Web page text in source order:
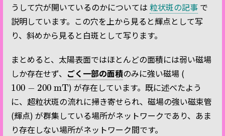
うして穴が開いているのかについては 粒状斑の記事 で
説明しています。この穴を上から見ると輝点として写
り、斜めから見ると白斑として写ります。
まとめると、太陽表面ではほとんどの面積には弱い磁場
しか存在せず、 ごく一部の面積のみに強い磁場 (
100 −200 mT ) が存在しています。既に述べたよう
に、超粒状斑の流れに掃き寄せられ、磁場の強い磁束管
(輝点) が群集している場所がネットワークであり、あま
り存在しない場所がネットワーク間です。